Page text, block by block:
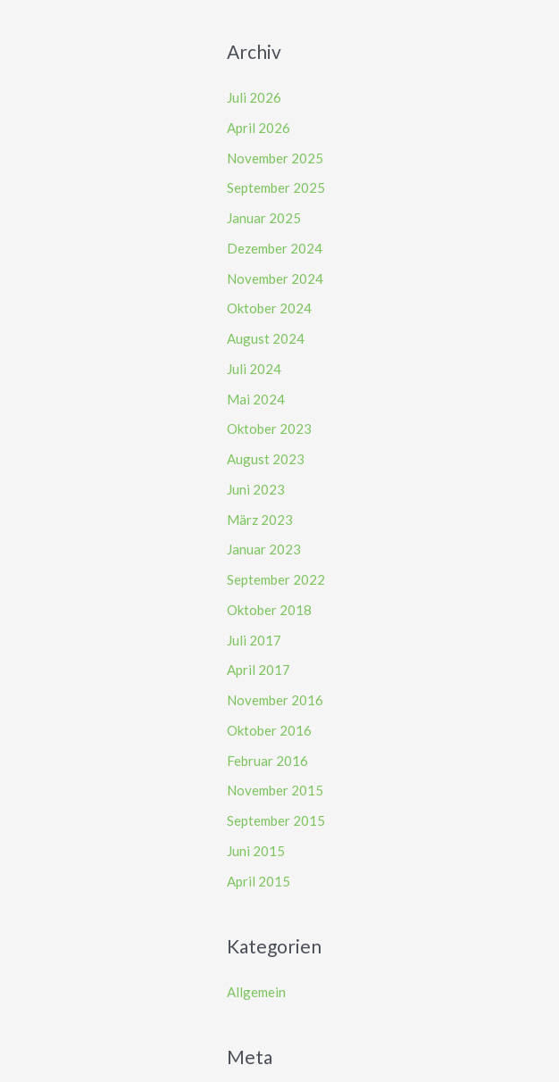
Archiv
Juli 2026
April 2026
November 2025
September 2025
Januar 2025
Dezember 2024
November 2024
Oktober 2024
August 2024
Juli 2024
Mai 2024
Oktober 2023
August 2023
Juni 2023
März 2023
Januar 2023
September 2022
Oktober 2018
Juli 2017
April 2017
November 2016
Oktober 2016
Februar 2016
November 2015
September 2015
Juni 2015
April 2015
Kategorien
Allgemein
Meta